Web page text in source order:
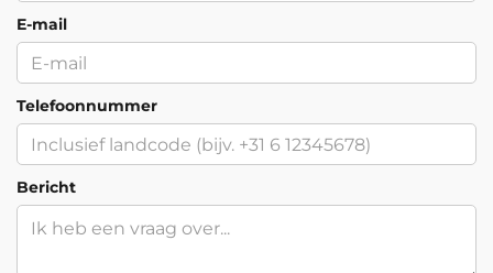
E-mail
Telefoonnummer
Bericht